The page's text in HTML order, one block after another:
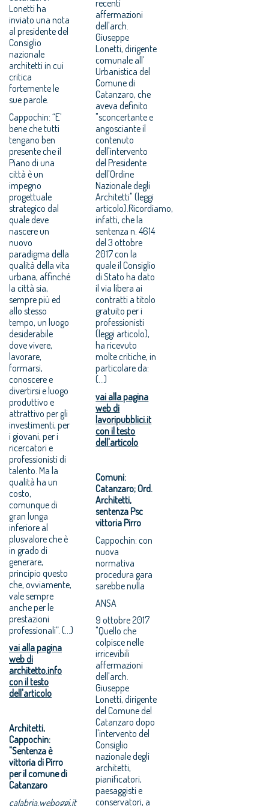
Lonetti ha
inviato una nota
al presidente del
Consiglio
nazionale
architetti in cui
critica
fortemente le
sue parole.
Cappochin: “E’
bene che tutti
tengano ben
presente che il
Piano di una
città è un
impegno
progettuale
strategico dal
quale deve
nascere un
nuovo
paradigma della
qualità della vita
urbana, affinché
la città sia,
sempre più ed
allo stesso
tempo, un luogo
desiderabile
dove vivere,
lavorare,
formarsi,
conoscere e
divertirsi e luogo
produttivo e
attrattivo per gli
investimenti, per
i giovani, per i
ricercatori e
professionisti di
talento. Ma la
qualità ha un
costo,
comunque di
gran lunga
inferiore al
plusvalore che è
in grado di
generare,
principio questo
che, ovviamente,
vale sempre
anche per le
prestazioni
professionali”. (...)
vai alla pagina
web di
architetto.info
con il testo
dell'articolo
Architetti,
Cappochin:
"Sentenza è
vittoria di Pirro
per il comune di
Catanzaro
calabria.weboggi.it
recenti
affermazioni
dell'arch.
Giuseppe
Lonetti, dirigente
comunale all’
Urbanistica del
Comune di
Catanzaro, che
aveva definito
"sconcertante e
angosciante il
contenuto
dell'intervento
del Presidente
dell'Ordine
Nazionale degli
Architetti" (leggi
articolo).Ricordiamo,
infatti, che la
sentenza n. 4614
del 3 ottobre
2017 con la
quale il Consiglio
di Stato ha dato
il via libera ai
contratti a titolo
gratuito per i
professionisti
(leggi articolo),
ha ricevuto
molte critiche, in
particolare da:
(...)
vai alla pagina
web di
lavoripubblici.it
con il testo
dell'articolo
Comuni:
Catanzaro; Ord.
Architetti,
sentenza Psc
vittoria Pirro
Cappochin: con
nuova
normativa
procedura gara
sarebbe nulla
ANSA
9 ottobre 2017
"Quello che
colpisce nelle
irricevibili
affermazioni
dell'arch.
Giuseppe
Lonetti, dirigente
del Comune del
Catanzaro dopo
l'intervento del
Consiglio
nazionale degli
architetti,
pianificatori,
paesaggisti e
conservatori, a